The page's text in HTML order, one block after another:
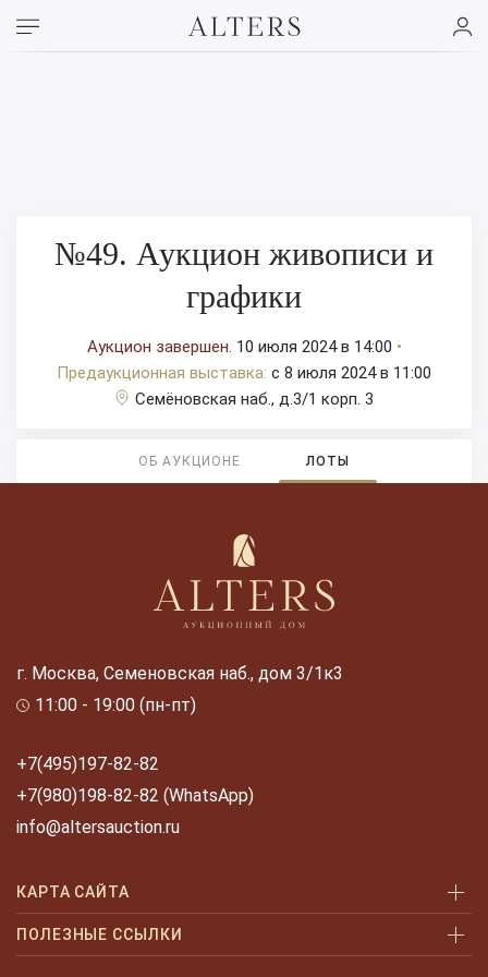
№49. Аукцион живописи и
графики
Аукцион завершен. 10 июля 2024 в 14:00 •
Предаукционная выставка: c 8 июля 2024 в 11:00
Семёновская наб., д.3/1 корп. 3
ОБ АУКЦИОНЕ ЛОТЫ
г. Москва, Семеновская наб., дом 3/1к3
11:00 - 19:00 (пн-пт)
+7(495)197-82-82
+7(980)198-82-82 (WhatsApp)
info@altersauction.ru
КАРТА САЙТА
Аукционы
ПОЛЕЗНЫЕ ССЫЛКИ